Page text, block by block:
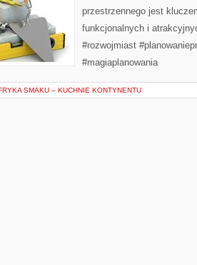
przestrzennego jest
funkcjonalnych i
#rozwojmiast
#magiaplanowania
SMAKU – KUCHNIE KONTYNENTU